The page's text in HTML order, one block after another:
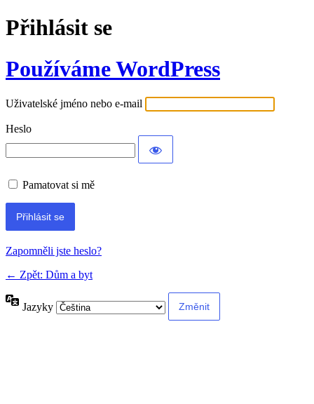
Přihlásit se
Používáme WordPress
Uživatelské jméno nebo e-mail
Heslo
Pamatovat si mě
Alternative:
Zapomněli jste heslo?
← Zpět: Dům a byt
Jazyky